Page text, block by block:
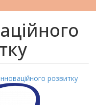
розвитку